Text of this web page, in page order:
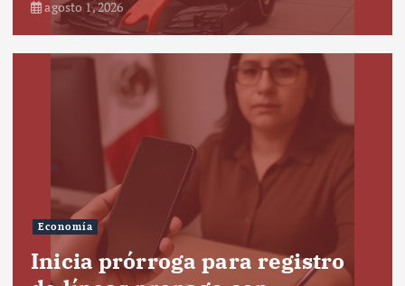
agosto 1, 2026
Economía
Inicia prórroga para registro